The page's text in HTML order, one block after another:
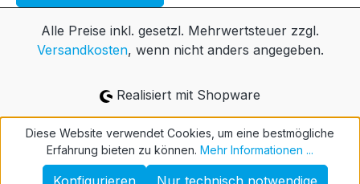
Alle Preise inkl. gesetzl. Mehrwertsteuer zzgl.
Versandkosten, wenn nicht anders angegeben.
Realisiert mit Shopware
Diese Website verwendet Cookies, um eine bestmögliche
Erfahrung bieten zu können. Mehr Informationen ...
Nur technisch notwendige
Konfigurieren